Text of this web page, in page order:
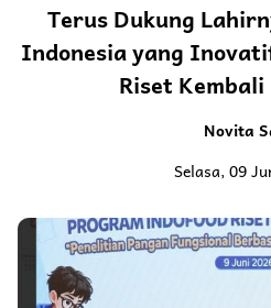
Terus Dukung
Indonesia yang
Riset
Novita
Selasa, 09